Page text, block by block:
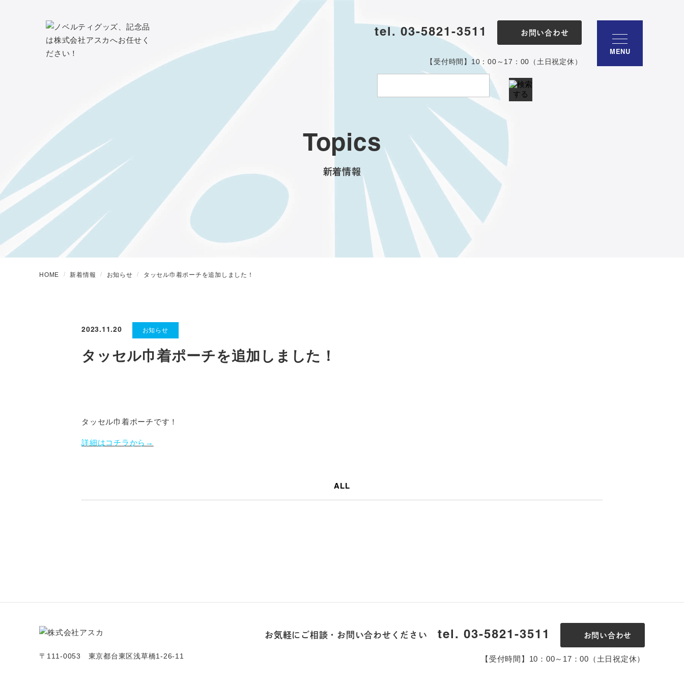
tel. 03-5821-3511 お問い合わせ
【受付時間】10：00～17：00（土日祝定休）
MENU
Topics
新着情報
HOME 新着情報 お知らせ タッセル巾着ポーチを追加しました！
2023.11.20 お知らせ
タッセル巾着ポーチを追加しました！
タッセル巾着ポーチです！
詳細はコチラから→
ALL
〒111-0053 東京都台東区浅草橋1-26-11
お気軽にご相談・お問い合わせください tel. 03-5821-3511 お問い合わせ
【受付時間】10：00～17：00（土日祝定休）